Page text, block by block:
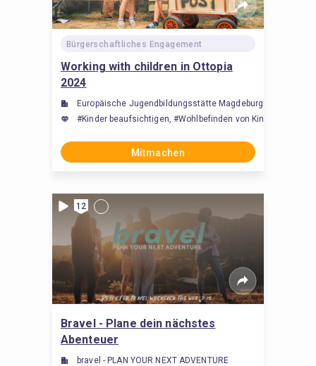
Bürgerschaftliches Engagement
Working with children in Ottopia
2024
Europäische Jugendbildungsstätte Magdeburg (EJBM)
#Kinder beaufsichtigen, #Wohlbefinden von Kindern fördern
Mitmachen
12
Bravel - Plane dein nächstes
Abenteuer
bravel - PLAN YOUR NEXT ADVENTURE